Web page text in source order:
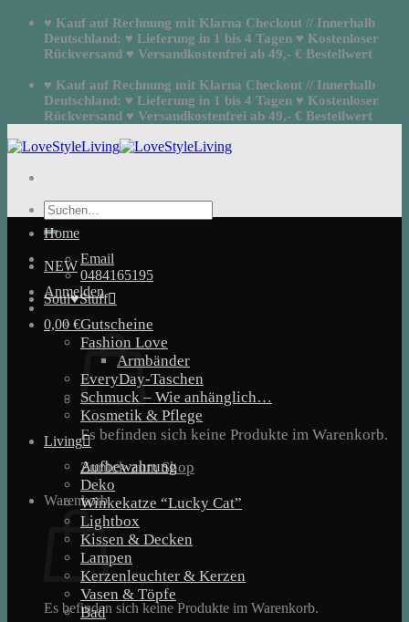
Zum
springen
♥ Kauf auf Rechnung mit Klarna Checkout // Innerhalb
Deutschland: ♥ Lieferung in 1 bis 4 Tagen ♥ Kostenloser
Rückversand ♥ Versandkostenfrei ab 49,- € Bestellwert
♥ Kauf auf Rechnung mit Klarna Checkout // Innerhalb
Deutschland: ♥ Lieferung in 1 bis 4 Tagen ♥ Kostenloser
Rückversand ♥ Versandkostenfrei ab 49,- € Bestellwert
Suchen
nach:
Email
0484165195
Anmelden
0,00€
Es befinden sich keine Produkte im Warenkorb.
Zurück zum Shop
Warenkorb
Es befinden sich keine Produkte im Warenkorb.
Home
NEW
Soul♥Stuff
Gutscheine
Fashion Love
Armbänder
EveryDay-Taschen
Schmuck – Wie anhänglich…
Kosmetik & Pflege
Living
Aufbewahrung
Deko
Winkekatze “Lucky Cat”
Lightbox
Kissen & Decken
Lampen
Kerzenleuchter & Kerzen
Vasen & Töpfe
Bad